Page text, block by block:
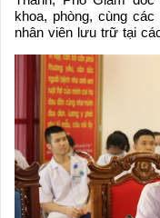
khoa, phòng, cùng
nhân viên lưu trữ tại